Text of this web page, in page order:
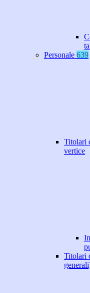
Personale 639
Titolari
vertice
Titolari